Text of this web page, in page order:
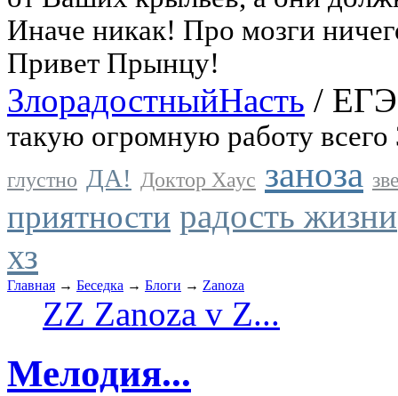
Иначе никак! Про мозги
Привет Прынцу!
ЗлорадостныйНасть / ЕГЭ
такую огромную работу
глустно ДА! Доктор Хаус заноза
приятности радость жизни
хз
Главная → Беседка → Блоги → Zanoza
ZZ Zanoza v Z...
Мелодия...